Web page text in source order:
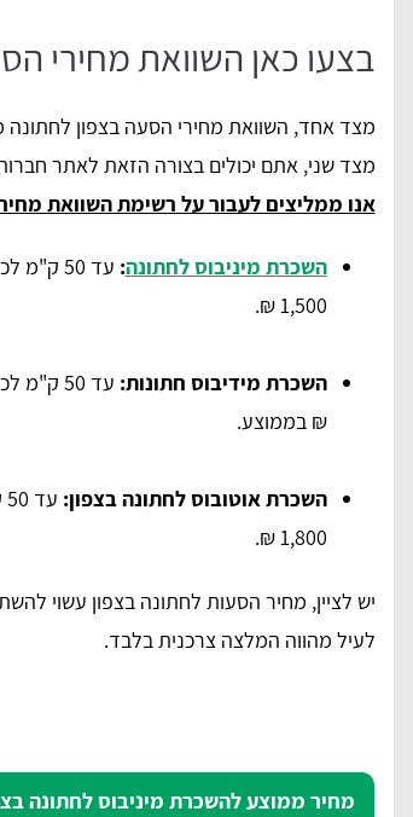
בצעו כאן השוואת מחירי
מצד אחד, השוואת מחירי הסעה בצפון לחתונה
מצד שני, אתם יכולים בצורה הזאת לאתר
אנו ממליצים לעבור על רשימת השוואת
השכרת מיניבוס לחתונה:
1,500 ₪.
השכרת מידיבוס חתונות:
₪ בממוצע.
השכרת אוטובוס לחתונה בצפון:
1,800 ₪.
יש לציין, מחיר הסעות לחתונה בצפון עשוי
לעיל מהווה המלצה צרכנית בלבד.
מחיר ממוצע להשכרת מיניבוס לחתונה בצפון (עד 50 ק"מ,